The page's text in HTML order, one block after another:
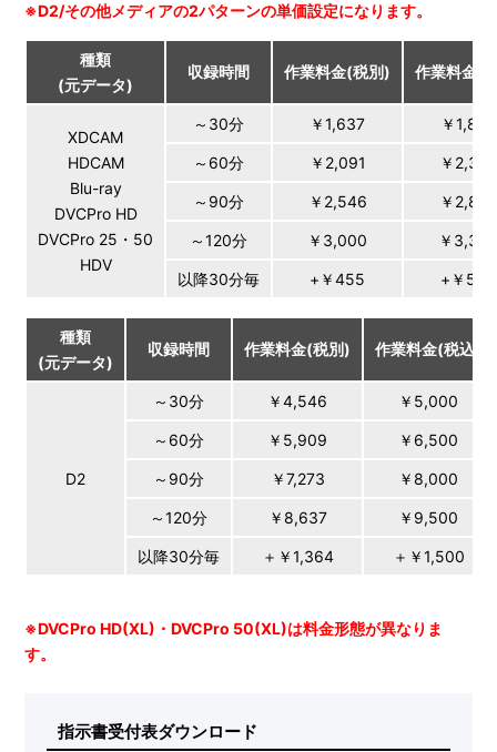
※D2/その他メディアの2パターンの単価設定になります。
種類
(元データ)
収録時間 作業料金(税別) 作業料金(
XDCAM
HDCAM
Blu-ray
DVCPro HD
DVCPro 25・50
HDV
～30分 ￥1,637 ￥1,800
～60分 ￥2,091 ￥2,300
～90分 ￥2,546 ￥2,800
～120分 ￥3,000 ￥
以降30分毎 +￥455 +￥500
種類
(元データ)
収録時間 作業料金(税別) 作業料金(税込)
D2
～30分 ￥4,546 ￥5,000
～60分 ￥5,909 ￥6,500
～90分 ￥7,273 ￥8,000
～120分 ￥8,637 ￥9,500
以降30分毎 ＋￥1,364 ＋￥1,500
※DVCPro HD(XL)・DVCPro 50(XL)は料金形態が異なりま
す。
指示書受付表ダウンロード